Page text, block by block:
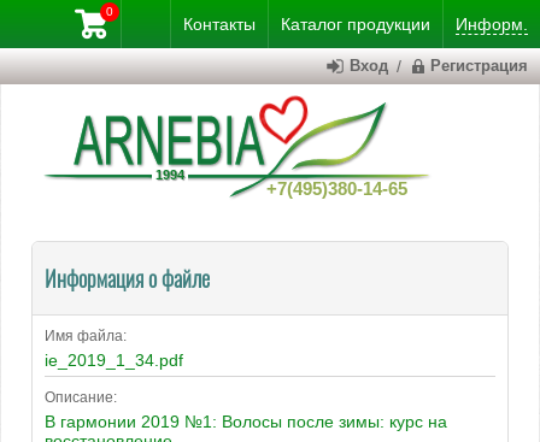
Контакты Каталог продукции Информ.
+7(495)380-14-65
0
Вход / Регистрация
Информация о файле
Имя файла:
ie_2019_1_34.pdf
Описание:
В гармонии 2019 №1: Волосы после зимы: курс на